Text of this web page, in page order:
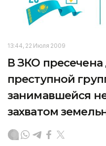
13:44, 22 Июля 2009
В ЗКО пресечена
преступной
занимавшейся
захватом